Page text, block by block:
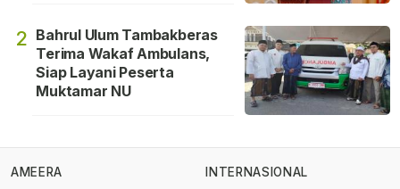
2 Bahrul Ulum Tambakberas
Terima Wakaf Ambulans,
Siap Layani Peserta
Muktamar NU
AMEERA
INTERNASIONAL